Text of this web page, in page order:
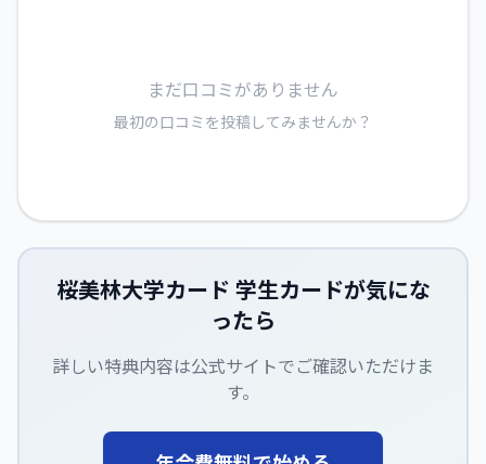
まだ口コミがありません
最初の口コミを投稿してみませんか？
桜美林大学カード 学生カードが気にな
ったら
詳しい特典内容は公式サイトでご確認いただけま
す。